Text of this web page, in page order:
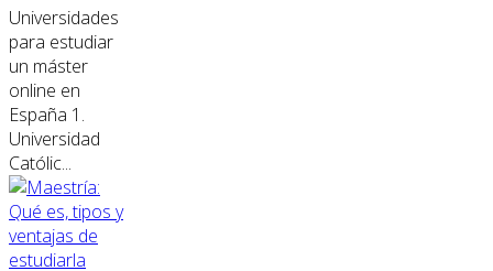
Universidades
para estudiar
un máster
online en
España 1.
Universidad
Católic...